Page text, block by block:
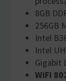
8GB
256GB
Intel
Intel
Gigabit
WiFi